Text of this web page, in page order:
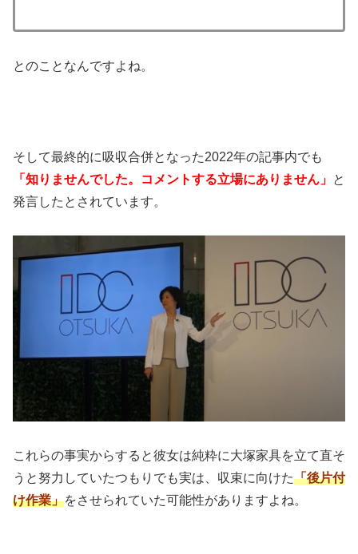
とのことなんですよね。
そして最終的に吸収合併となった2022年の記事内でも
「知りませんでした。コメントする立場にありません」 と
発言したとされています。
これらの事実からすると彼女は純粋に大塚家具を立て直そ
うと努力していたつもりでも実は、収束に向けた「後片付
け作業」をさせられていた可能性がありますよね。